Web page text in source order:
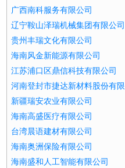
广西南科服务有限公司
辽宁鞍山泽瑞机械集团有限公司
贵州丰瑞文化有限公司
海南风金新能源有限公司
江苏浦口区鼎信科技有限公司
河南登封市捷达新材料股份有限
新疆瑞安农业有限公司
海南高盛医疗有限公司
台湾晨语建材有限公司
海南奥洲保险有限公司
海南盛和人工智能有限公司